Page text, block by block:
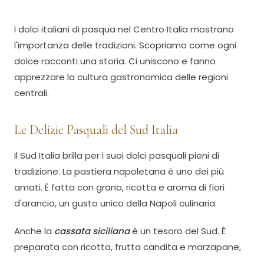
I dolci italiani di pasqua nel Centro Italia mostrano
l'importanza delle tradizioni. Scopriamo come ogni
dolce racconti una storia. Ci uniscono e fanno
apprezzare la cultura gastronomica delle regioni
centrali.
Le Delizie Pasquali del Sud Italia
Il Sud Italia brilla per i suoi dolci pasquali pieni di
tradizione. La pastiera napoletana è uno dei più
amati. È fatta con grano, ricotta e aroma di fiori
d'arancio, un gusto unico della Napoli culinaria.
Anche la cassata sicilianaè un tesoro del Sud. È
preparata con ricotta, frutta candita e marzapane,